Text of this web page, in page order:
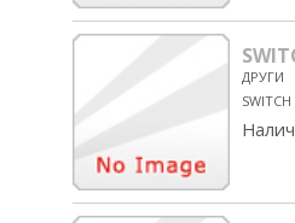
ДРУГИ
SWITCH